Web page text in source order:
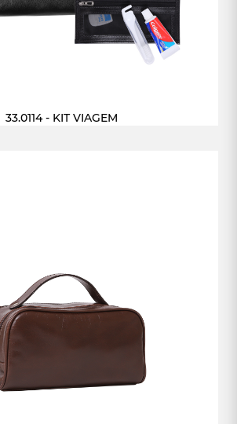
33.0114 - KIT VIAGEM